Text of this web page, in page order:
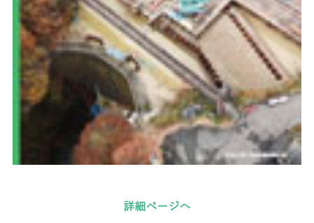
詳細ページへ